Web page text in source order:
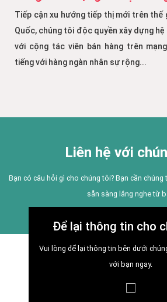
Tiếp cận xu hướng tiếp thị mới trên thế
Quốc, chúng tôi độc quyền xây dựng
với cộng tác viên bán hàng trên
tiếng với hàng ngàn nhân sự rộng...
Liên hệ với
Bạn có câu hỏi gì cho chúng tôi? Bạn cần
sẵn sàng lắng nghe từ
Để lại thông tin cho
Vui lòng để lại thông tin bên dưới
với bạn ngay.